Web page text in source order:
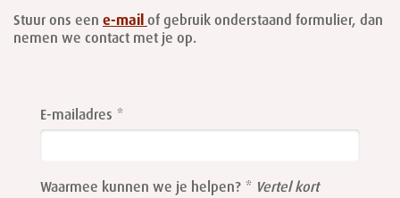
Stuur ons een e-mail of gebruik onderstaand formulier, dan
nemen we contact met je op.
this
field
E-mailadres
Waarmee kunnen we je helpen?
Vertel kort